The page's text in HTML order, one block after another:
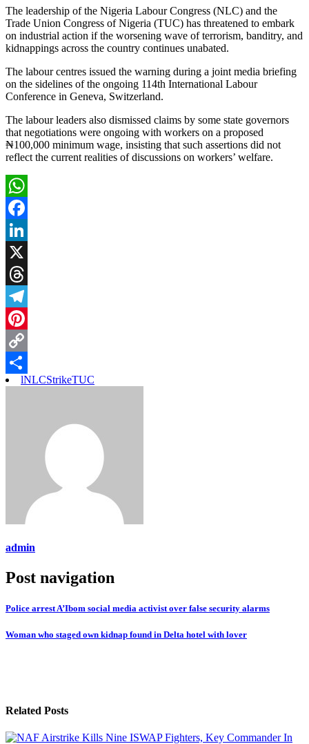
The leadership of the Nigeria Labour Congress (NLC) and the
Trade Union Congress of Nigeria (TUC) has threatened to embark
on industrial action if the worsening wave of terrorism, banditry, and
kidnappings across the country continues unabated.
The labour centres issued the warning during a joint media briefing
on the sidelines of the ongoing 114th International Labour
Conference in Geneva, Switzerland.
The labour leaders also dismissed claims by some state governors
that negotiations were ongoing with workers on a proposed
₦100,000 minimum wage, insisting that such assertions did not
reflect the current realities of discussions on workers’ welfare.
WhatsApp
Facebook
LinkedIn
X
Threads
Telegram
Pinterest
Copy
Link
Share
lNLCStrikeTUC
admin
Post navigation
Police arrest A’Ibom social media activist over false security alarms
Woman who staged own kidnap found in Delta hotel with lover
Related Posts